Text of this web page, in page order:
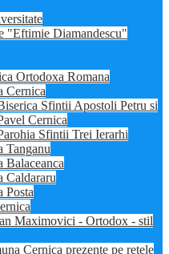
"Eftimie Diamandescu"
Ortodoxa Romana
Cernica
Sfintii Apostoli Petru si
Cernica
Sfintii Trei Ierarhi
Tanganu
Balaceanca
Caldararu
Posta
Maximovici - Ortodox - stil
Cernica prezente pe retele